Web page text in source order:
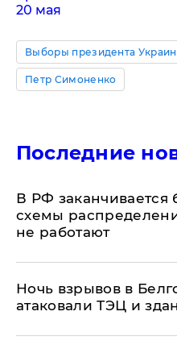
20 мая
Выборы президента
Петр Симоненко
Последние
​В РФ заканчивается
схемы
не работают
​Ночь взрывов в
атаковали ТЭЦ и